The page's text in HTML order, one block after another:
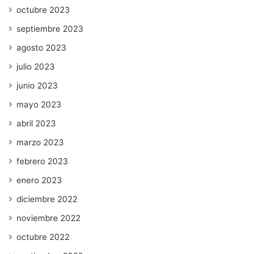
octubre 2023
septiembre 2023
agosto 2023
julio 2023
junio 2023
mayo 2023
abril 2023
marzo 2023
febrero 2023
enero 2023
diciembre 2022
noviembre 2022
octubre 2022